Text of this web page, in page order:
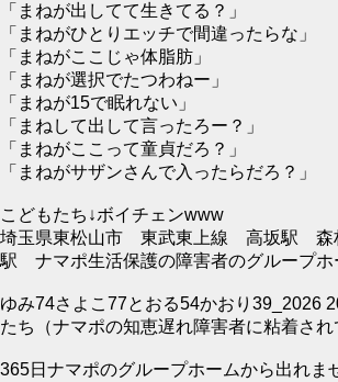
「まねが出してて生きてる？」
「まねがひとりエッチで間違ったらな」
「まねがここじゃ体脂肪」
「まねが選択でたつわねー」
「まねが15で眠れない」
「まねして出して言ったろー？」
「まねがここって童貞だろ？」
「まねがサザンさんで入ったらだろ？」
こどもたち↓ボイチェンwww
埼玉県東松山市 東武東上線 高坂駅 森
駅 ナマポ生活保護の障害者のグループ
ゆみ74さよこ77とおる54かおり39_2026
たち（ナマポの知恵遅れ障害者に粘着され
365日ナマポのグループホームから出れ